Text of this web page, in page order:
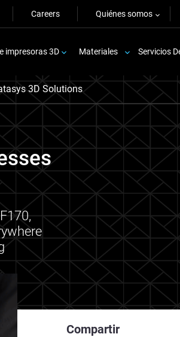
Careers Quiénes somos
impresoras 3D Materiales Servicios
3D Solutions
Compartir